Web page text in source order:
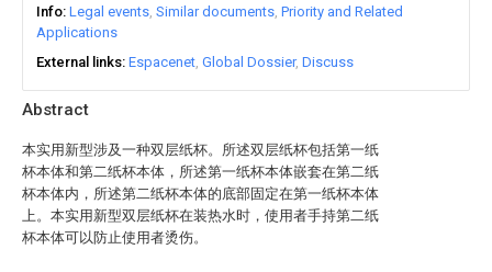
Abstract
本实用新型涉及一种双层纸杯。所述双层纸杯包括第一纸
杯本体和第二纸杯本体，所述第一纸杯本体嵌套在第二纸
杯本体内，所述第二纸杯本体的底部固定在第一纸杯本体
上。本实用新型双层纸杯在装热水时，使用者手持第二纸
杯本体可以防止使用者烫伤。
Info Legal events Similar documents Priority and Related
Applications
External links Espacenet Global Dossier Discuss